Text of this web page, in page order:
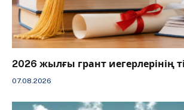
2026 жылғы грант иегерлерінің
07.08.2026